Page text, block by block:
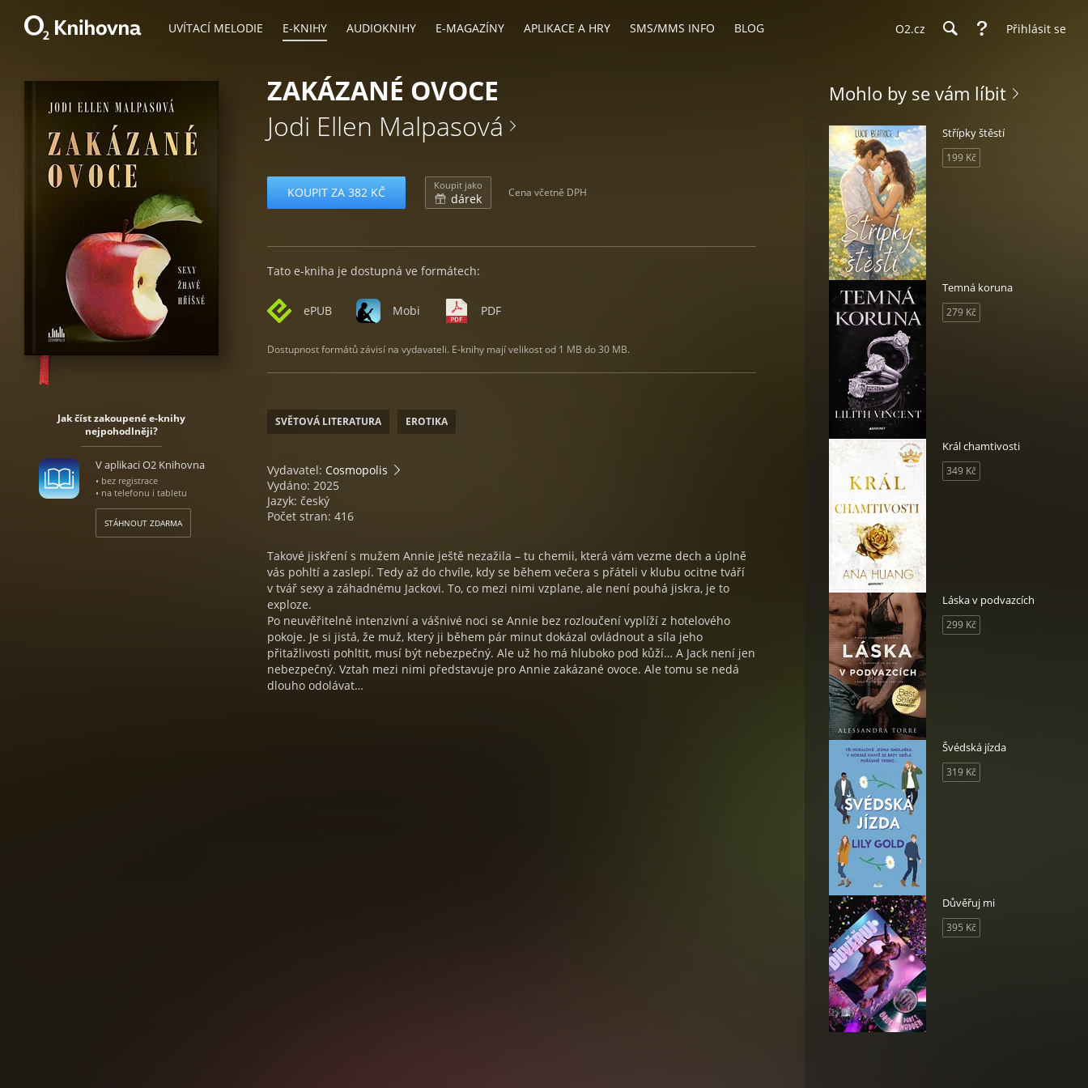
UVÍTACÍ MELODIE E-KNIHY AUDIOKNIHY E-MAGAZÍNY APLIKACE A HRY SMS/MMS INFO BLOG O2.cz Přihlásit se
Jak číst zakoupené e-knihy
nejpohodlněji?
V aplikaci O2 Knihovna
• bez registrace
• na telefonu i tabletu
STÁHNOUT ZDARMA
ZAKÁZANÉ OVOCE
Jodi Ellen Malpasová
KOUPIT ZA 382 KČ Koupit jako
dárek Cena včetně DPH
Tato e-kniha je dostupná ve formátech:
ePUB Mobi PDF
Dostupnost formátů závisí na vydavateli. E-knihy mají velikost od 1 MB do 30 MB.
SVĚTOVÁ LITERATURA EROTIKA
Vydavatel: Cosmopolis
Vydáno: 2025
Jazyk: český
Počet stran: 416
Takové jiskření s mužem Annie ještě nezažila – tu chemii, která vám vezme dech a úplně
vás pohltí a zaslepí. Tedy až do chvíle, kdy se během večera s přáteli v klubu ocitne tváří
v tvář sexy a záhadnému Jackovi. To, co mezi nimi vzplane, ale není pouhá jiskra, je to
exploze.
Po neuvěřitelně intenzivní a vášnivé noci se Annie bez rozloučení vyplíží z hotelového
pokoje. Je si jistá, že muž, který ji během pár minut dokázal ovládnout a síla jeho
přitažlivosti pohltit, musí být nebezpečný. Ale už ho má hluboko pod kůží… A Jack není jen
nebezpečný. Vztah mezi nimi představuje pro Annie zakázané ovoce. Ale tomu se nedá
dlouho odolávat…
Mohlo by se vám líbit
Střípky štěstí
199 Kč
Temná koruna
279 Kč
Král chamtivosti
349 Kč
Láska v podvazcích
299 Kč
Švédská jízda
319 Kč
Důvěřuj mi
395 Kč